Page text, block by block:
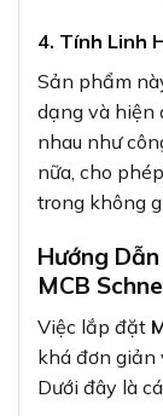
4. Tính Linh
Sản phẩm
dạng và hiện
nhau như
nữa, cho
trong không
Hướng
MCB
Việc lắp đặt
khá đơn giản
Dưới đây là